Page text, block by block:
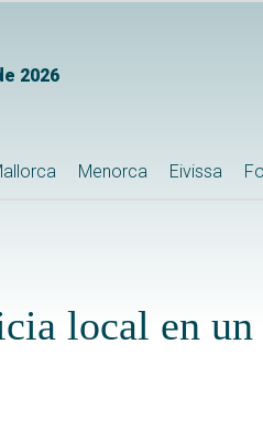
2026
Menorca Eivissa
local en un